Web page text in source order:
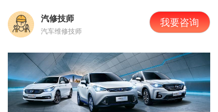
汽修技师
汽车维修技师
我要咨询